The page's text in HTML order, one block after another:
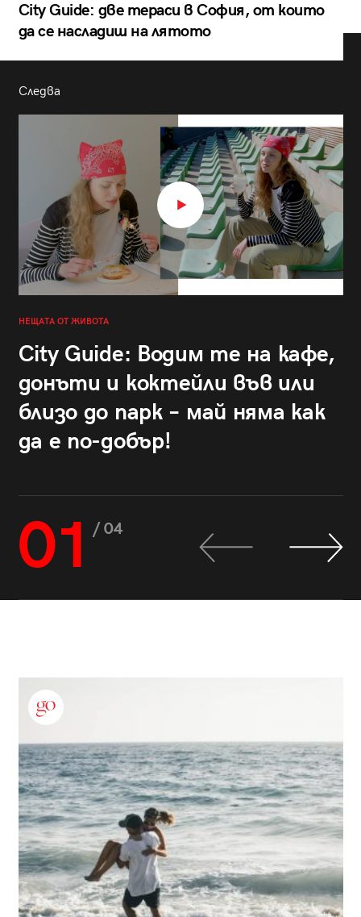
City Guide: две тераси в София, от които
да се насладиш на лятото
Следва
НЕЩАТА ОТ ЖИВОТА
City Guide: Водим те на кафе,
донъти и коктейли във или
близо до парк – май няма как
да е по-добър!
01 / 04